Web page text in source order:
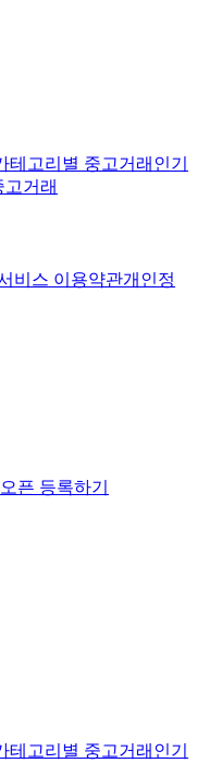
테고리별 중고거래 인기
거래
비스 이용약관개인정
픈 등록하기
테고리별 중고거래 인기